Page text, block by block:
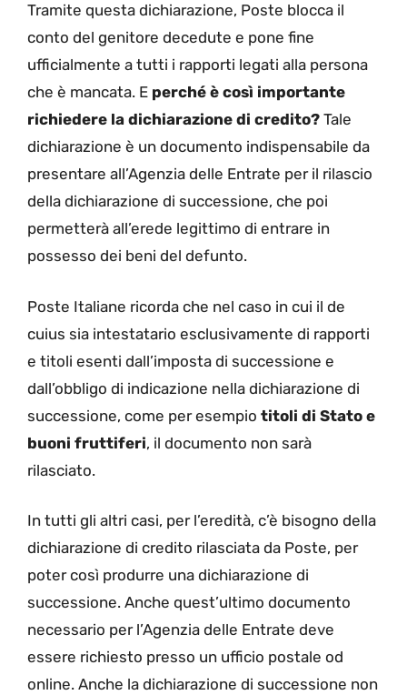
Tramite questa dichiarazione, Poste blocca il
conto del genitore decedute e pone fine
ufficialmente a tutti i rapporti legati alla persona
che è mancata. E perché è così importante
richiedere la dichiarazione di credito? Tale
dichiarazione è un documento indispensabile da
presentare all’Agenzia delle Entrate per il rilascio
della dichiarazione di successione, che poi
permetterà all’erede legittimo di entrare in
possesso dei beni del defunto.
Poste Italiane ricorda che nel caso in cui il de
cuius sia intestatario esclusivamente di rapporti
e titoli esenti dall’imposta di successione e
dall’obbligo di indicazione nella dichiarazione di
successione, come per esempio titoli di Stato e
buoni fruttiferi, il documento non sarà
rilasciato.
In tutti gli altri casi, per l’eredità, c’è bisogno della
dichiarazione di credito rilasciata da Poste, per
poter così produrre una dichiarazione di
successione. Anche quest’ultimo documento
necessario per l’Agenzia delle Entrate deve
essere richiesto presso un ufficio postale od
online. Anche la dichiarazione di successione non